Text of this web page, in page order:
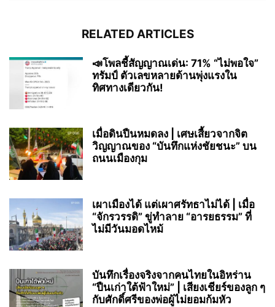
RELATED ARTICLES
📣โพลชี้สัญญาณเด่น: 71% “ไม่พอใจ”
ทรัมป์ ตัวเลขหลายด้านพุ่งแรงใน
ทิศทางเดียวกัน!
เมื่อดินปืนหมดลง | เศษเสี้ยวจากจิต
วิญญาณของ “บันทึกแห่งชัยชนะ” บน
ถนนเมืองกุม
เผาเมืองได้ แต่เผาศรัทธาไม่ได้ | เมื่อ
“จักรวรรดิ” ขู่ทำลาย “อารยธรรม” ที่
ไม่มีวันมอดไหม้
บันทึกเรื่องจริงจากคนไทยในอิหร่าน
“ปืนเก่าใต้ฟ้าใหม่” | เสียงเชียร์ของลูก ๆ
กับศักดิ์ศรีของพ่อผู้ไม่ยอมก้มหัว